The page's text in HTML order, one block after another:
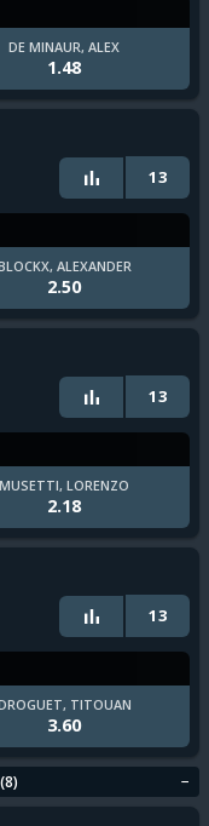
DE MINAUR, ALEX
1.48
13
ALEXANDER
2.50
13
MUSETTI, LORENZO
2.18
13
TITOUAN
3.60